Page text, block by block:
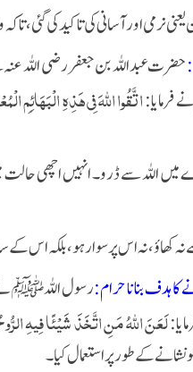
نرمی اور آسانی کی تاکید کی گئی،
حضرت عبداللہ بن جعفر رضی
فرمایا:اتَّقُوا اللَّهَ فِي هَذِهِ
اللہ سے ڈرو۔ انہیں اچھی
اسے نہ کھاؤ، نہ اس پر سوار ہو، بلکہ
رسول اللہ ﷺ نے
لَعَنَ اللَّهُ مَنِ اتَّخَذَ شَيْئًا فِيهِ
کے طور پر استعمال کیا۔